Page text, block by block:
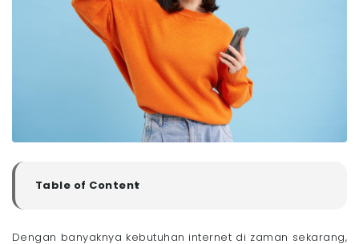
Table of Content
▼
Dengan banyaknya kebutuhan internet di zaman sekarang,